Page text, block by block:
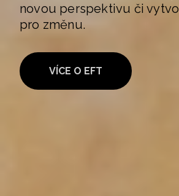
novou perspektivu či
pro změnu.
VÍCE O EFT